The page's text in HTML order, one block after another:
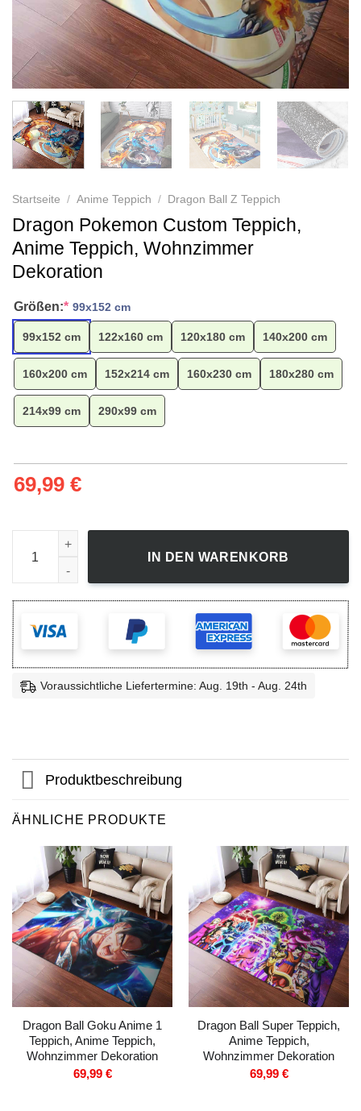
Startseite / Anime Teppich / Dragon Ball Z Teppich
Dragon Pokemon Custom Teppich,
Anime Teppich, Wohnzimmer
Dekoration
Größen:* 99x152 cm
99x152 cm 122x160 cm 120x180 cm 140x200 cm
160x200 cm 152x214 cm 160x230 cm 180x280 cm
214x99 cm 290x99 cm
69,99 €
Dragon Pokemon Custom Teppich, Anime Teppich,
IN DEN WARENKORB
Voraussichtliche Liefertermine: Aug. 19th - Aug. 24th
Produktbeschreibung
ÄHNLICHE PRODUKTE
Dragon Ball Goku Anime 1
Teppich, Anime Teppich,
Wohnzimmer Dekoration
69,99 €
Dragon Ball Super Teppich,
Anime Teppich,
Wohnzimmer Dekoration
69,99 €